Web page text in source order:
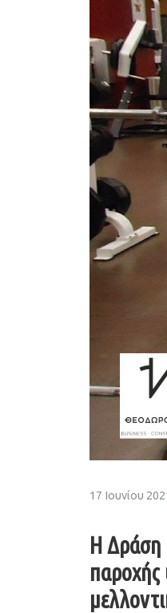
17 Ιουνίου
Η Δράση
παροχής